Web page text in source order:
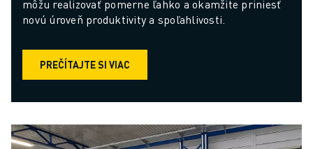
môžu realizovať pomerne ľahko a okamžite priniesť
novú úroveň produktivity a spoľahlivosti.
PREČÍTAJTE SI VIAC